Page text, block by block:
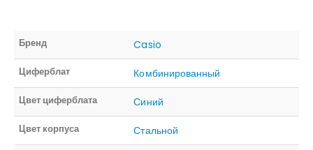
Бренд Casio
Циферблат Комбинированный
Цвет циферблата Синий
Цвет корпуса Стальной